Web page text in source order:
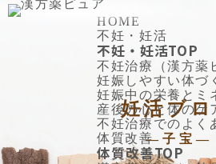
HOME
不妊・妊活
不妊・妊活TOP
不妊治療（漢方薬
妊娠しやすい体づ
妊娠中の栄養とミ
産後の心と体のケ
不妊治療でのよく
体質改善
体質改善TOP
妊活ブ
—子宝—